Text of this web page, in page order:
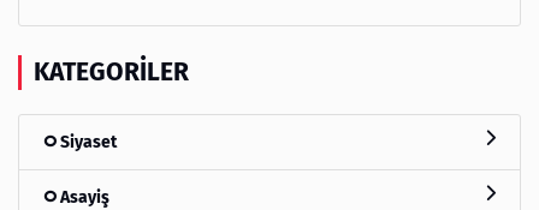
KATEGORILER
Siyaset
Asayiş